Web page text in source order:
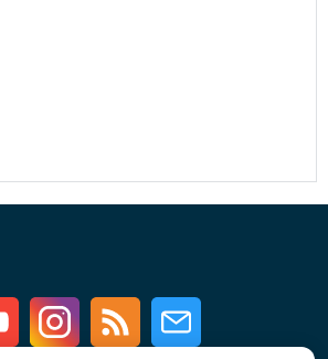
Youtube InstagramRSS Newsletter